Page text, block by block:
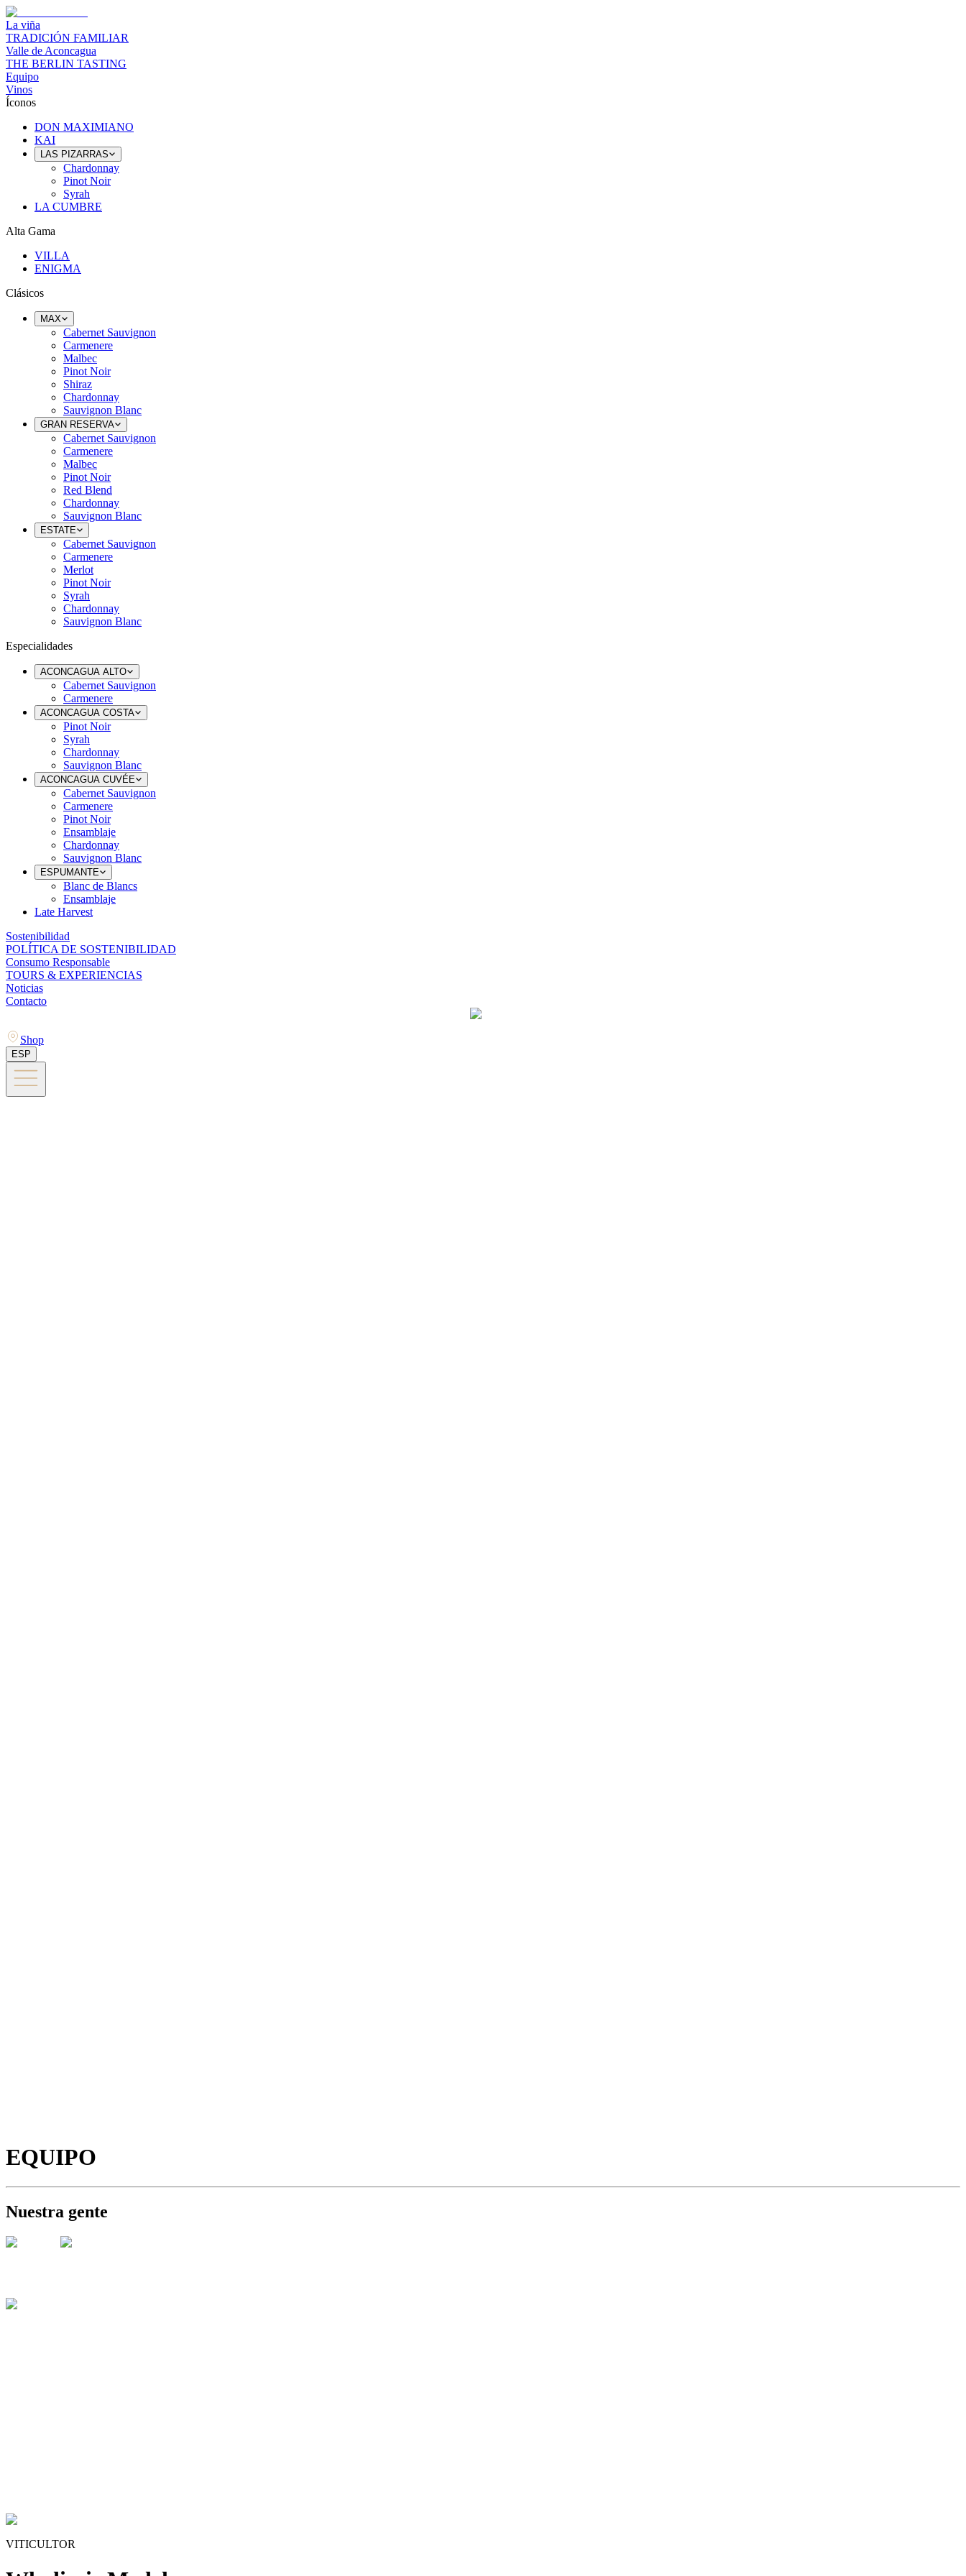
La viña
TRADICIÓN FAMILIAR
Valle de Aconcagua
THE BERLIN TASTING
Equipo
Vinos
Íconos
DON MAXIMIANO
KAI
LAS PIZARRAS
Chardonnay
Pinot Noir
Syrah
LA CUMBRE
Alta Gama
VILLA
ENIGMA
Clásicos
MAX
Cabernet Sauvignon
Carmenere
Malbec
Pinot Noir
Shiraz
Chardonnay
Sauvignon Blanc
GRAN RESERVA
Cabernet Sauvignon
Carmenere
Malbec
Pinot Noir
Red Blend
Chardonnay
Sauvignon Blanc
ESTATE
Cabernet Sauvignon
Carmenere
Merlot
Pinot Noir
Syrah
Chardonnay
Sauvignon Blanc
Especialidades
ACONCAGUA ALTO
Cabernet Sauvignon
Carmenere
ACONCAGUA COSTA
Pinot Noir
Syrah
Chardonnay
Sauvignon Blanc
ACONCAGUA CUVÉE
Cabernet Sauvignon
Carmenere
Pinot Noir
Ensamblaje
Chardonnay
Sauvignon Blanc
ESPUMANTE
Blanc de Blancs
Ensamblaje
Late Harvest
Sostenibilidad
POLÍTICA DE SOSTENIBILIDAD
Consumo Responsable
TOURS & EXPERIENCIAS
Noticias
Contacto
Shop
ESP
EQUIPO
Nuestra gente
VITICULTOR